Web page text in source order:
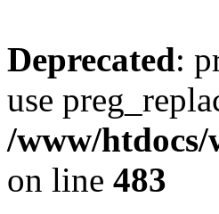
Deprecated:
use
/www/
on line 483